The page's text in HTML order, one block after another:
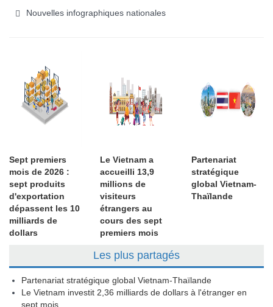
Nouvelles infographiques nationales
Sept premiers
mois de 2026 :
sept produits
d'exportation
dépassent les 10
milliards de
dollars
Le Vietnam a
accueilli 13,9
millions de
visiteurs
étrangers au
cours des sept
premiers mois
Partenariat
stratégique
global Vietnam-
Thaïlande
Les plus partagés
Partenariat stratégique global Vietnam-Thaïlande
Le Vietnam investit 2,36 milliards de dollars à l'étranger en
sept mois